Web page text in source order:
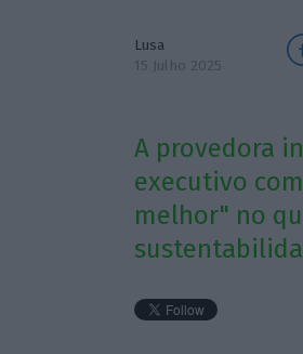
Lusa
15 Julho 2025
A provedora
executivo
melhor" no